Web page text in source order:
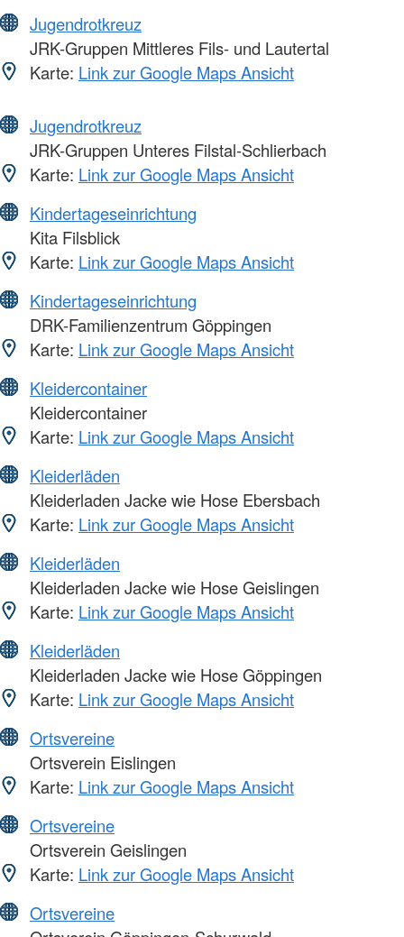
Jugendrotkreuz
JRK-Gruppen Mittleres Fils- und Lautertal
Karte: Link zur Google Maps Ansicht
Jugendrotkreuz
JRK-Gruppen Unteres Filstal-Schlierbach
Karte: Link zur Google Maps Ansicht
Kindertageseinrichtung
Kita Filsblick
Karte: Link zur Google Maps Ansicht
Kindertageseinrichtung
DRK-Familienzentrum Göppingen
Karte: Link zur Google Maps Ansicht
Kleidercontainer
Kleidercontainer
Karte: Link zur Google Maps Ansicht
Kleiderläden
Kleiderladen Jacke wie Hose Ebersbach
Karte: Link zur Google Maps Ansicht
Kleiderläden
Kleiderladen Jacke wie Hose Geislingen
Karte: Link zur Google Maps Ansicht
Kleiderläden
Kleiderladen Jacke wie Hose Göppingen
Karte: Link zur Google Maps Ansicht
Ortsvereine
Ortsverein Eislingen
Karte: Link zur Google Maps Ansicht
Ortsvereine
Ortsverein Geislingen
Karte: Link zur Google Maps Ansicht
Ortsvereine